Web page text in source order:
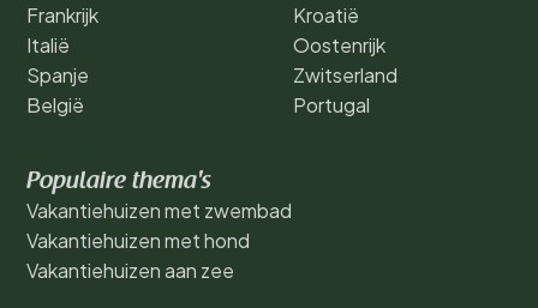
Frankrijk
Italië
Spanje
België
Kroatië
Oostenrijk
Zwitserland
Portugal
Populaire thema's
Vakantiehuizen met zwembad
Vakantiehuizen met hond
Vakantiehuizen aan zee